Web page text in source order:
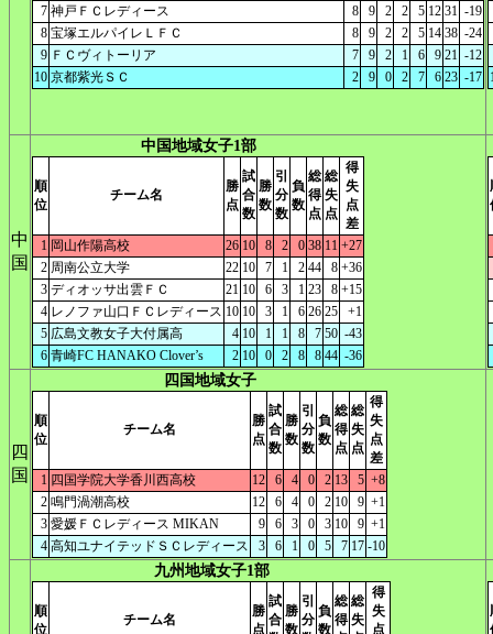
7 神戸ＦＣレディース 8 9 2 2 5 12 31 -19
8 宝塚エルパイレＬＦＣ 8 9 2 2 5 14 38 -24
9 ＦＣヴィトーリア 7 9 2 1 6 9 21 -12
10 京都紫光ＳＣ 2 9 0 2 7 6 23 -17
中
国
中国地域女子1部
順
位
チーム名
勝
点
試
合
数
勝
数
引
分
数
負
数
総
得
点
総
失
点
得
失
点
差
1 岡山作陽高校 26 10 8 2 0 38 11 +27
2 周南公立大学 22 10 7 1 2 44 8 +36
3 ディオッサ出雲ＦＣ 21 10 6 3 1 23 8 +15
4 レノファ山口ＦＣレディース 10 10 3 1 6 26 25
+1
5 広島文教女子大付属高 4 10 1 1 8 7 50 -43
6 青崎FC HANAKO Clover’s 2 10 0 2 8 8 44 -36
四
国
四国地域女子
順
位
チーム名
勝
点
試
合
数
勝
数
引
分
数
負
数
総
得
点
総
失
点
得
失
点
差
1 四国学院大学香川西高校 12 6 4 0 2 13 5 +8
2 鳴門渦潮高校 12 6 4 0 2 10 9 +1
3 愛媛ＦＣレディース MIKAN 9 6 3 0 3 10 9 +1
4 高知ユナイテッドＳＣレディース 3 6 1 0 5 7 17 -10
九州地域女子1部
順
位
チーム名
勝
点
試
合
勝
数
引
分
負
数
総
得
総
失
得
失
点